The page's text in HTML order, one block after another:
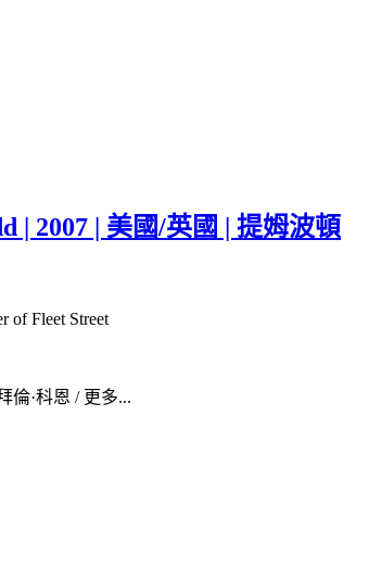
| 2007 | 美國/英國 | 提姆波頓
of Fleet Street
倫·科恩 / 更多...